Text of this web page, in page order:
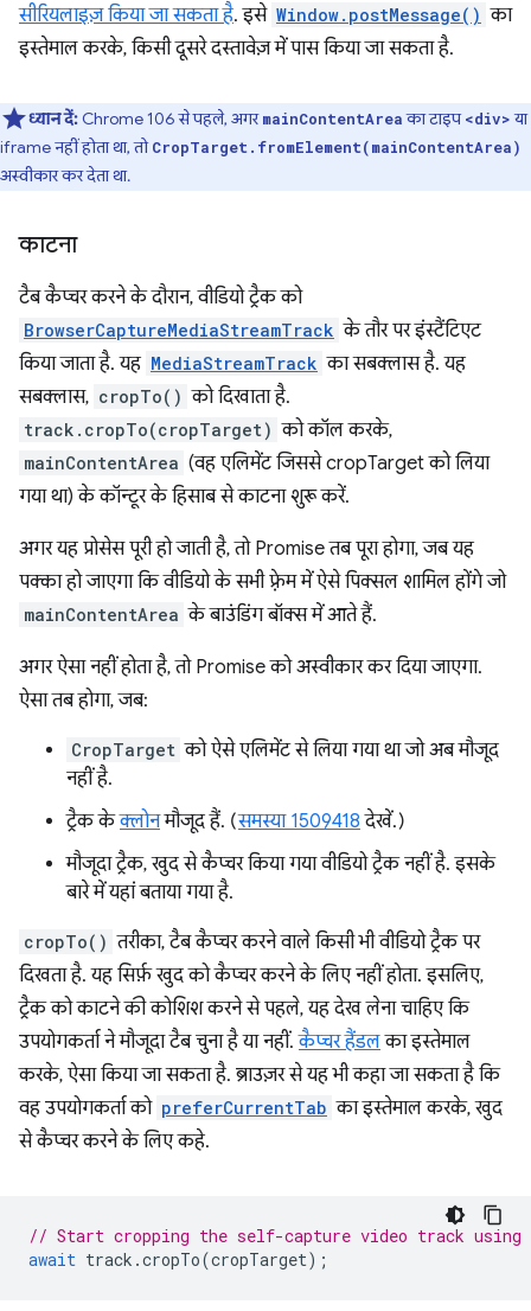
सीरियलाइज़ किया जा सकता है. इसे Window.postMessage() का
इस्तेमाल करके, किसी दूसरे दस्तावेज़ में पास किया जा सकता है.
ध्यान दें: Chrome 106 से पहले, अगरmainContentAreaका टाइप<div>या
iframe नहीं होता था, तोCropTarget.fromElement(mainContentArea)
अस्वीकार कर देता था.
काटना
टैब कैप्चर करने के दौरान, वीडियो ट्रैक को
BrowserCaptureMediaStreamTrack के तौर पर इंस्टैंटिएट
किया जाता है. यह MediaStreamTrack का सबक्लास है. यह
सबक्लास, cropTo() को दिखाता है.
track.cropTo(cropTarget) को कॉल करके,
mainContentArea (वह एलिमेंट जिससे cropTarget को लिया
गया था) के कॉन्टूर के हिसाब से काटना शुरू करें.
अगर यह प्रोसेस पूरी हो जाती है, तो Promise तब पूरा होगा, जब यह
पक्का हो जाएगा कि वीडियो के सभी फ़्रेम में ऐसे पिक्सल शामिल होंगे जो
mainContentArea के बाउंडिंग बॉक्स में आते हैं.
अगर ऐसा नहीं होता है, तो Promise को अस्वीकार कर दिया जाएगा.
ऐसा तब होगा, जब:
CropTarget को ऐसे एलिमेंट से लिया गया था जो अब मौजूद
नहीं है.
ट्रैक केक्लोनमौजूद हैं. (समस्या 1509418 देखें.)
मौजूदा ट्रैक, खुद से कैप्चर किया गया वीडियो ट्रैक नहीं है. इसके
बारे में यहां बताया गया है.
cropTo() तरीका, टैब कैप्चर करने वाले किसी भी वीडियो ट्रैक पर
दिखता है. यह सिर्फ़ खुद को कैप्चर करने के लिए नहीं होता. इसलिए,
ट्रैक को काटने की कोशिश करने से पहले, यह देख लेना चाहिए कि
उपयोगकर्ता ने मौजूदा टैब चुना है या नहीं.कैप्चर हैंडलका इस्तेमाल
करके, ऐसा किया जा सकता है. ब्राउज़र से यह भी कहा जा सकता है कि
वह उपयोगकर्ता को preferCurrentTab का इस्तेमाल करके, खुद
से कैप्चर करने के लिए कहे.
// Start cropping the self-capture video track using
await track .cropTo(cropTarget);